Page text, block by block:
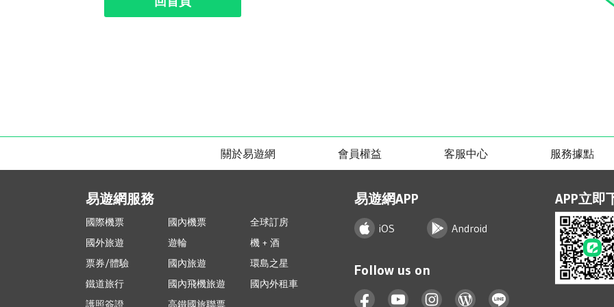
關於易遊網 會員權益 客服中心 服務據點
易遊網服務
國際機票 國內機票
全球訂房
國外旅遊
遊輪
機 + 酒
票券/體驗
國內旅遊
環島之星
鐵道旅行
國內飛機旅遊
國內外租車
護照簽證
高鐵國旅聯票
易遊網APP
iOS Android
Follow us on
APP立即